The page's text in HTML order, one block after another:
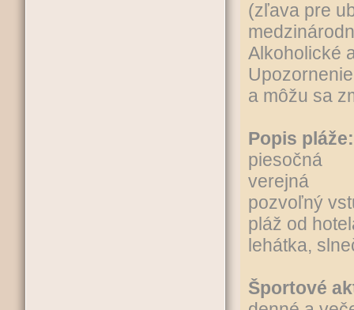
(zľava pre
Alkoholické
a môžu sa
Popis pláže:
piesočná
verejná
pozvoľný
pláž od
lehátka,
Športové